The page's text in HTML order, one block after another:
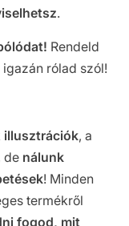
.
Rendeld
rólad szól!
illusztrációk, a
de nálunk
! Minden
termékről
fogod, mit